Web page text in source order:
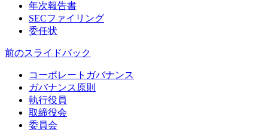
年次報告書
SECファイリング
委任状
前のスライドバック
コーポレートガバナンス
ガバナンス原則
執行役員
取締役会
委員会